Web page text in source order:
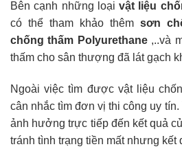
Bên cạnh những loạivật liệu
có thể tham khảo thêm sơn
chống thấm Polyurethane,..và
thấm cho sân thượng đã lát gạch
Ngoài việc tìm được vật liệu
cân nhắc tìm đơn vị thi công uy
ảnh hưởng trực tiếp đến kết quả
tránh tình trạng tiền mất nhưng kết